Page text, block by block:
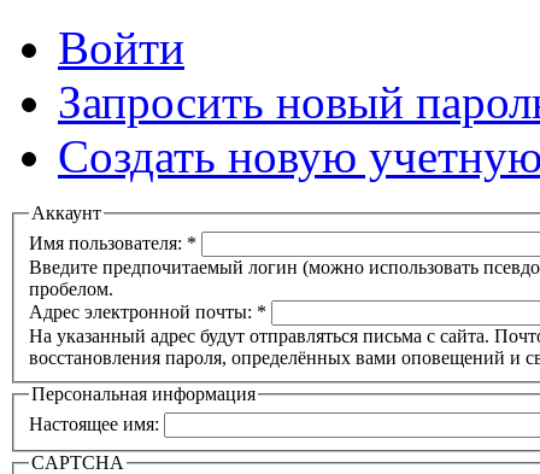
Войти
Запросить новый
Создать новую
Аккаунт
Имя пользователя: *
Введите предпочитаемый логин (можно использовать
пробелом.
Адрес электронной почты: *
На указанный адрес будут отправляться письма с сайта.
восстановления пароля, определённых вами оповещений и
Персональная информация
Настоящее имя:
CAPTCHA